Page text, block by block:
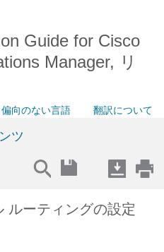
Guide for Cisco
Manager, リ
偏向のない言語 翻訳について
ツ
ルーティングの設定